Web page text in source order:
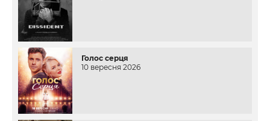
Голос серця
10 вересня 2026